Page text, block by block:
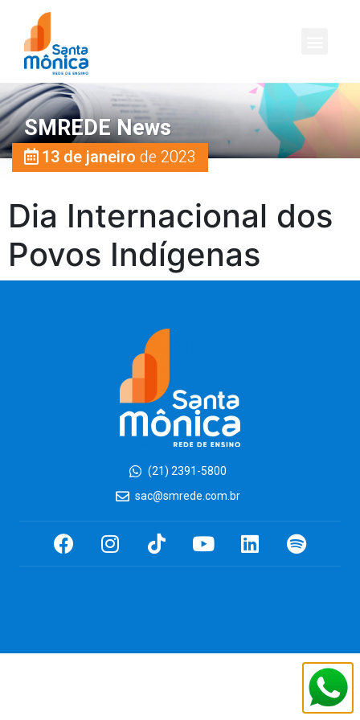
SMREDE News
13 de janeiro de 2023
Dia Internacional dos
Povos Indígenas
(21) 2391-5800
sac@smrede.com.br